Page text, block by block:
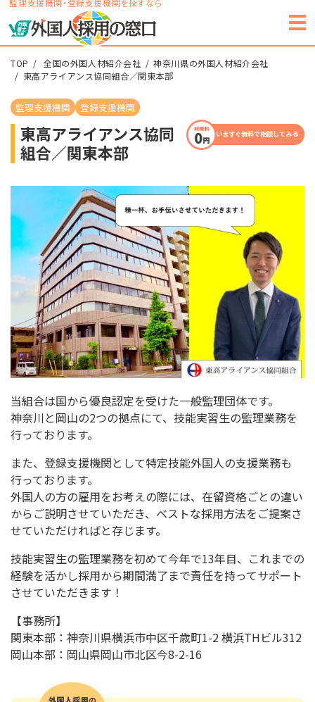
監理支援機関・登録支援機関を探すなら
TOP 全国の外国人材紹介会社
神奈川県の外国人材紹介会社
東高アライアンス協同組合／関東本部
監理支援機関 登録支援機関
東高アライアンス協同
組合／関東本部
いますぐ無料で相談してみる
当組合は国から優良認定を受けた一般監理団体です。
神奈川と岡山の2つの拠点にて、技能実習生の監理業務を
行っております。
また、登録支援機関として特定技能外国人の支援業務も
行っております。
外国人の方の雇用をお考えの際には、在留資格ごとの違い
からご説明させていただき、ベストな採用方法をご提案さ
せていただければと存じます。
技能実習生の監理業務を初めて今年で13年目、これまでの
経験を活かし採用から期間満了まで責任を持ってサポート
させていただきます！
【事務所】
関東本部：神奈川県横浜市中区千歳町1-2 横浜THビル312
岡山本部：岡山県岡山市北区今8-2-16